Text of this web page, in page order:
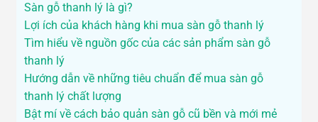
Sàn gỗ thanh lý là gì?
Lợi ích của khách hàng khi mua sàn gỗ thanh lý
Tìm hiểu về nguồn gốc của các sản phẩm sàn gỗ
thanh lý
Hướng dẫn về những tiêu chuẩn để mua sàn gỗ
thanh lý chất lượng
Bật mí về cách bảo quản sàn gỗ cũ bền và mới mẻ